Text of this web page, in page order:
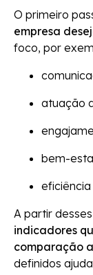
O primeiro
empresa
foco, por
atuação
bem-
A partir
indicadores
comparação
definidos